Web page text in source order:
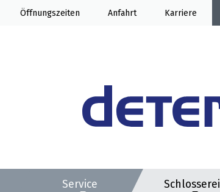
Öffnung Anfahrt Karriere
Service Schlosserei